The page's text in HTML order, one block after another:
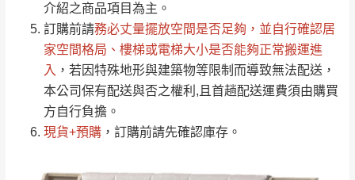
介紹之商品項目為主。
訂購前請務必丈量擺放空間是否足夠 ，並自行確認居
家空間格局、 樓梯或電梯大小是否能夠正常搬運進
入 ，若因特殊地形與建築物等限制而導致無法配送，
本公司保有配送與否之權利,且首趟配送運費須由購買
方自行負擔。
現貨+預購 ，訂購前請先確認庫存。
免 運
新竹
峨眉鄉、五峰鄉、
橫山、北埔鄉、尖
石鄉、寶山鄉山
區、新埔山區、芎
台北
接單後二日內(不含例假日)，我們客服會與您
電話聯絡或E-Mail通知確認訂單。
（線上客
服 LINE → @dershin）
下單前先詢問是否現貨 ，若未詢問下單後無
現貨我們客服會再來電或E-Mail與您聯絡
（洽詢方式請搜尋 Line ID →